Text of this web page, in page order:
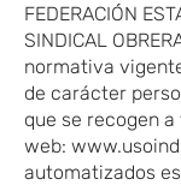
FEDERACIÓN
SINDICAL
normativa
de carácter
que se recogen
web:
automatizados